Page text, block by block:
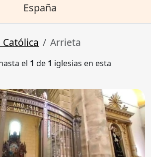
España
Arrieta
el 1 de 1 iglesias en esta